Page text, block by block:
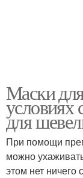
Маски
условиях
для
При помощи
можно
этом нет ничего